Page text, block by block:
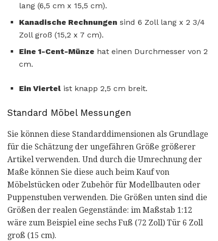
lang (6,5 cm x 15,5 cm).
Kanadische Rechnungen sind 6 Zoll lang x 2 3/4
Zoll groß (15,2 x 7 cm).
Eine 1-Cent-Münze hat einen Durchmesser von 2
cm.
Ein Viertel ist knapp 2,5 cm breit.
Standard Möbel Messungen
Sie können diese Standarddimensionen als Grundlage
für die Schätzung der ungefähren Größe größerer
Artikel verwenden. Und durch die Umrechnung der
Maße können Sie diese auch beim Kauf von
Möbelstücken oder Zubehör für Modellbauten oder
Puppenstuben verwenden. Die Größen unten sind die
Größen der realen Gegenstände: im Maßstab 1:12
wäre zum Beispiel eine sechs Fuß (72 Zoll) Tür 6 Zoll
groß (15 cm).